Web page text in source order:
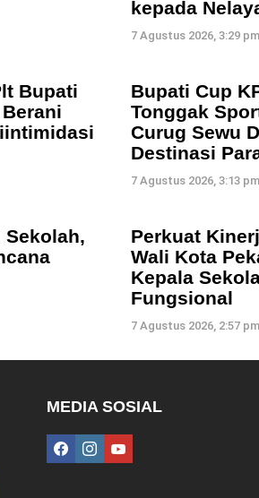
kepada
7 Agustus 2026, 3:29 pm
Bupati
Bupati Cup
Tonggak
Curug Sewu
Destinasi
7 Agustus 2026, 3:13 pm
Sekolah,
Perkuat
Wali Kota
Kepala
Fungsional
7 Agustus 2026, 2:57 pm
MEDIA SOSIAL
facebookinstagramyoutube